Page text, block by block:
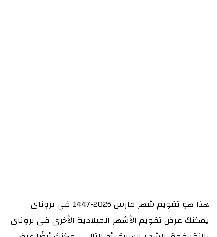
هذا هو تقويم شهر مارس 2026-1447 في بروناي
يمكنك عرض تقويم الأشهر الميلادية الأخرى في بروناي